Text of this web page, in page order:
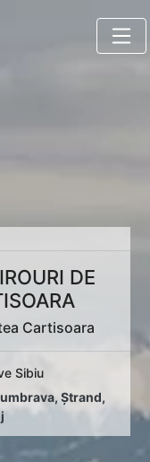
DE
Cartisoara
Sibiu
,Ștrand,